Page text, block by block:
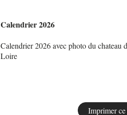
Calendrier 2026
Calendrier 2026 avec photo du chateau
Loire